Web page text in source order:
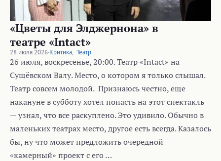
«Цветы для Элджернона» в
театре «Intact»
28 июля 2026·Критика, Театр
26 июля, воскресенье, 20:00. Театр «Intact» на
Сущёвском Валу. Место, о котором я только слышал.
Театр совсем молодой. Признаюсь честно, еще
накануне в субботу хотел попасть на этот спектакль
— узнал, что все раскуплено. Это удивило. Обычно в
маленьких театрах место, другое есть всегда. Казалось
бы, ну что может предложить очередной
«камерный» проект с его …